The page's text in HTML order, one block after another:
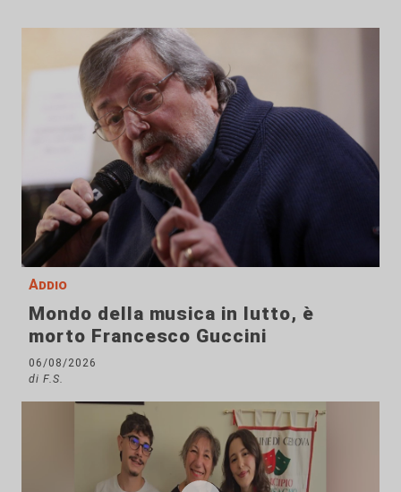
Addio
Mondo della musica in lutto, è
morto Francesco Guccini
06/08/2026
di F.S.